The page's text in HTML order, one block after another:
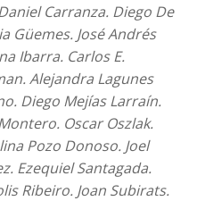
Carranza. Diego De
Güemes. José Andrés
Ibarra. Carlos E.
Alejandra Lagunes
Diego Mejías Larraín.
Oscar Oszlak.
Pozo Donoso. Joel
Ezequiel Santagada.
Ribeiro. Joan Subirats.